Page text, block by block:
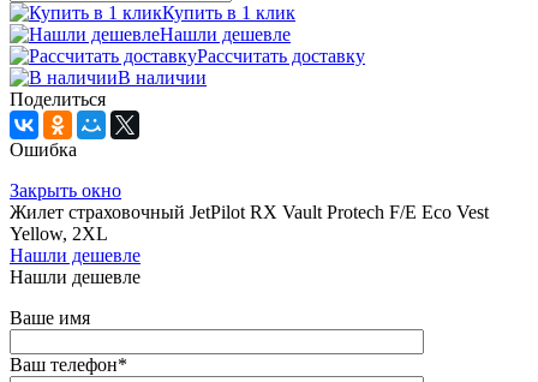
Купить в 1 клик
Нашли дешевле
Рассчитать доставку
В наличии
Поделиться
Ошибка
Закрыть окно
Жилет страховочный JetPilot RX Vault Protech F/E Eco Vest
Yellow, 2XL
Нашли дешевле
Нашли дешевле
Ваше имя
Ваш телефон*